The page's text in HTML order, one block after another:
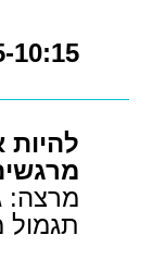
10:15
להיות
מרצה: